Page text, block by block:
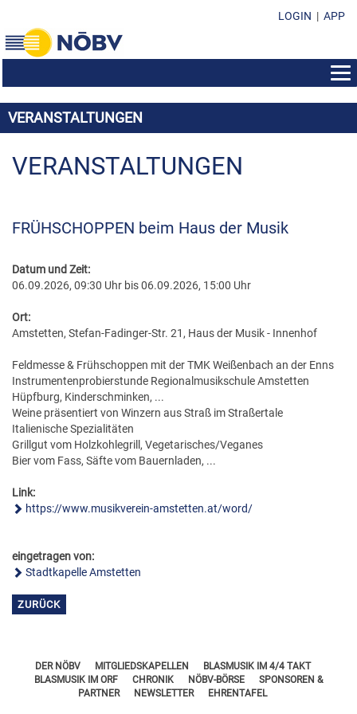
LOGIN | APP
SEMINAR-INFOS
LEISTUNGSABZEICHEN
STABFÜHRERAUSBILDUNG
ÖBV WEITERBILDUNGSANGEBOTE
BEWERBE
LANDESBEWERBE
EHRENZEICHEN IM ÜBERBLICK
EHRENZEICHEN
MUSIKHEIM-VERDIENSTABZEICHEN
FÖRDERERNADELN
VERDIENSTKREUZE
EHRENKREUZE
EHRENRING
SUBVENTIONEN & FONDS
SOZIALFONDS
DARLEHENSFONDS
MUSIKHEIM & PROBENRAUM
VEREINSFÜHRUNG/ORGANISATION
RICHTLINIEN & STATUTEN
PRESSEUNTERLAGEN
KONTAKT
LANDESVORSTAND
BEZIRKSOBMÄNNER
BEZIRKSJUGENDREFERENTEN
BEZIRKSSTABFÜHRER
VERANSTALTUNGEN
VERANSTALTUNGEN
FRÜHSCHOPPEN beim Haus der Musik
Datum und Zeit:
06.09.2026, 09:30 Uhr bis 06.09.2026, 15:00 Uhr
Ort:
Amstetten, Stefan-Fadinger-Str. 21, Haus der Musik - Innenhof
Feldmesse & Frühschoppen mit der TMK Weißenbach an der Enns
Instrumentenprobierstunde Regionalmusikschule Amstetten
Hüpfburg, Kinderschminken, ...
Weine präsentiert von Winzern aus Straß im Straßertale
Italienische Spezialitäten
Grillgut vom Holzkohlegrill, Vegetarisches/Veganes
Bier vom Fass, Säfte vom Bauernladen, ...
Link:
https://www.musikverein-amstetten.at/word/
eingetragen von:
Stadtkapelle Amstetten
ZURÜCK
DER NÖBV MITGLIEDSKAPELLEN
BLASMUSIK IM 4/4 TAKT
BLASMUSIK IM ORF
CHRONIK NÖBV-BÖRSE
SPONSOREN &
PARTNER
NEWSLETTER EHRENTAFEL